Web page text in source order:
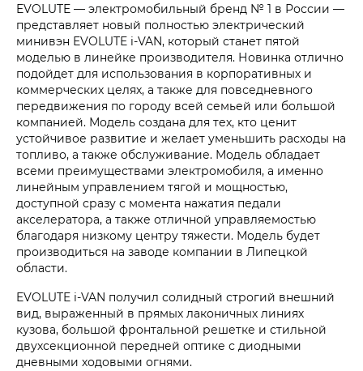
EVOLUTE — электромобильный бренд № 1 в России —
представляет новый полностью электрический
минивэн EVOLUTE i‑VAN, который станет пятой
моделью в линейке производителя. Новинка отлично
подойдет для использования в корпоративных и
коммерческих целях, а также для повседневного
передвижения по городу всей семьей или большой
компанией. Модель создана для тех, кто ценит
устойчивое развитие и желает уменьшить расходы на
топливо, а также обслуживание. Модель обладает
всеми преимуществами электромобиля, а именно
линейным управлением тягой и мощностью,
доступной сразу с момента нажатия педали
акселератора, а также отличной управляемостью
благодаря низкому центру тяжести. Модель будет
производиться на заводе компании в Липецкой
области.
EVOLUTE i‑VAN получил солидный строгий внешний
вид, выраженный в прямых лаконичных линиях
кузова, большой фронтальной решетке и стильной
двухсекционной передней оптике с диодными
дневными ходовыми огнями.